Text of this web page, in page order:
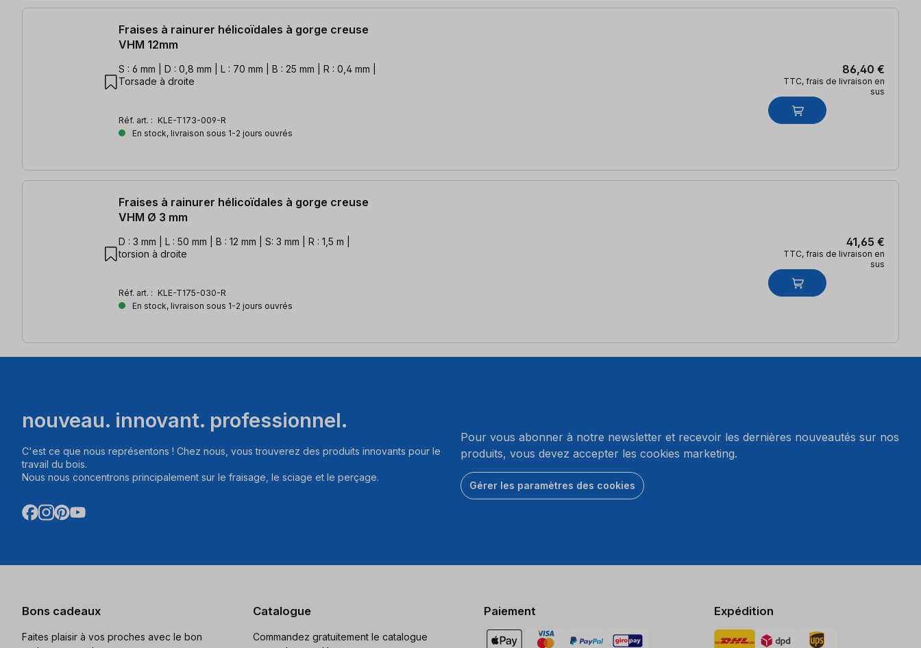
Fraises à rainurer hélicoïdales à gorge creuse
VHM 12mm
S : 6 mm | D : 0,8 mm | L : 70 mm | B : 25 mm | R : 0,4 mm |
Torsade à droite
Réf. art. : KLE-T173-009-R
En stock, livraison sous 1-2 jours ouvrés
86,40 €
TTC, frais de livraison en
sus
Fraises à rainurer hélicoïdales à gorge creuse
VHM Ø 3 mm
D : 3 mm | L : 50 mm | B : 12 mm | S: 3 mm | R : 1,5 m |
torsion à droite
Réf. art. : KLE-T175-030-R
En stock, livraison sous 1-2 jours ouvrés
41,65 €
TTC, frais de livraison en
sus
nouveau. innovant. professionnel.
C'est ce que nous représentons ! Chez nous, vous trouverez des produits innovants pour le
travail du bois.
Nous nous concentrons principalement sur le fraisage, le sciage et le perçage.
Pour vous abonner à notre newsletter et recevoir les dernières nouveautés sur nos
produits, vous devez accepter les cookies marketing.
Gérer les paramètres des cookies
Bons cadeaux
Faites plaisir à vos proches avec le bon
Catalogue
Commandez gratuitement le catalogue
Paiement Expédition